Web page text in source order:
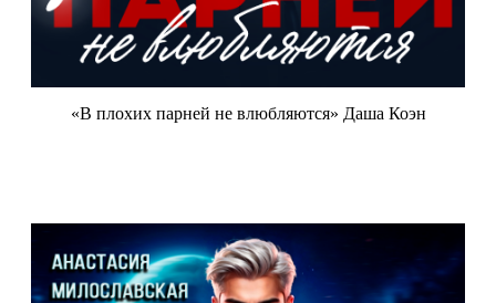
«В плохих парней не влюбляются» Даша Коэн